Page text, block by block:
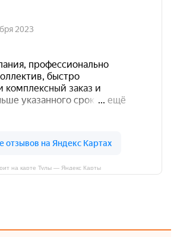
на карте Тулы — Яндекс Карты